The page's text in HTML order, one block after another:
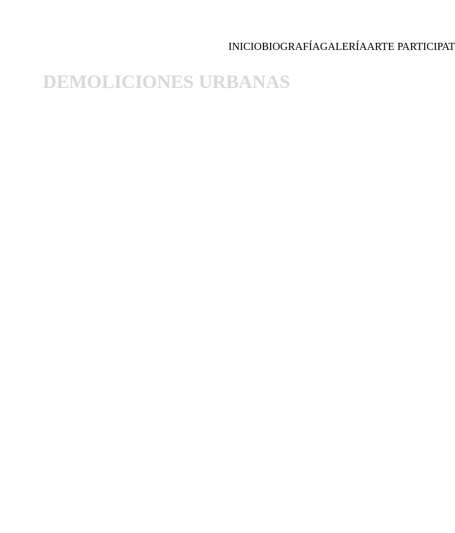
INICIOBIOGRAFÍAGALERÍAARTE
DEMOLICIONES URBANAS